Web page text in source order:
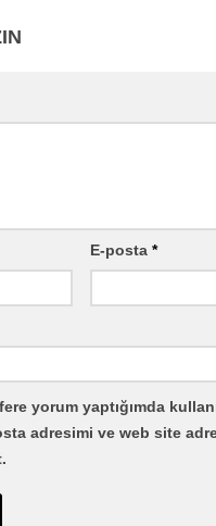
E-posta *
yorum yaptığımda
adresimi ve web site